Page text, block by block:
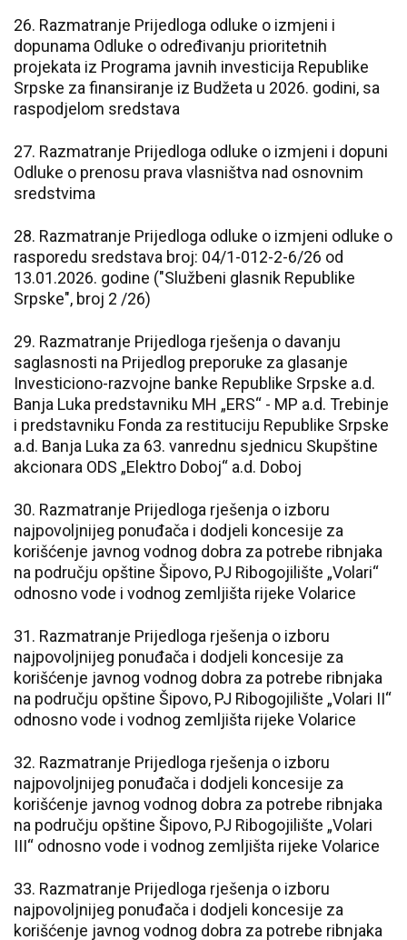
26. Razmatranje Prijedloga odluke o izmjeni i
dopunama Odluke o određivanju prioritetnih
projekata iz Programa javnih investicija Republike
Srpske za finansiranje iz Budžeta u 2026. godini, sa
raspodjelom sredstava
27. Razmatranje Prijedloga odluke o izmjeni i dopuni
Odluke o prenosu prava vlasništva nad osnovnim
sredstvima
28. Razmatranje Prijedloga odluke o izmjeni odluke o
rasporedu sredstava broj: 04/1-012-2-6/26 od
13.01.2026. godine ("Službeni glasnik Republike
Srpske", broj 2 /26)
29. Razmatranje Prijedloga rješenja o davanju
saglasnosti na Prijedlog preporuke za glasanje
Investiciono-razvojne banke Republike Srpske a.d.
Banja Luka predstavniku MH „ERS“ - MP a.d. Trebinje
i predstavniku Fonda za restituciju Republike Srpske
a.d. Banja Luka za 63. vanrednu sjednicu Skupštine
akcionara ODS „Elektro Doboj“ a.d. Doboj
30. Razmatranje Prijedloga rješenja o izboru
najpovoljnijeg ponuđača i dodjeli koncesije za
korišćenje javnog vodnog dobra za potrebe ribnjaka
na području opštine Šipovo, PJ Ribogojilište „Volari“
odnosno vode i vodnog zemljišta rijeke Volarice
31. Razmatranje Prijedloga rješenja o izboru
najpovoljnijeg ponuđača i dodjeli koncesije za
korišćenje javnog vodnog dobra za potrebe ribnjaka
na području opštine Šipovo, PJ Ribogojilište „Volari II“
odnosno vode i vodnog zemljišta rijeke Volarice
32. Razmatranje Prijedloga rješenja o izboru
najpovoljnijeg ponuđača i dodjeli koncesije za
korišćenje javnog vodnog dobra za potrebe ribnjaka
na području opštine Šipovo, PJ Ribogojilište „Volari
III“ odnosno vode i vodnog zemljišta rijeke Volarice
33. Razmatranje Prijedloga rješenja o izboru
najpovoljnijeg ponuđača i dodjeli koncesije za
korišćenje javnog vodnog dobra za potrebe ribnjaka